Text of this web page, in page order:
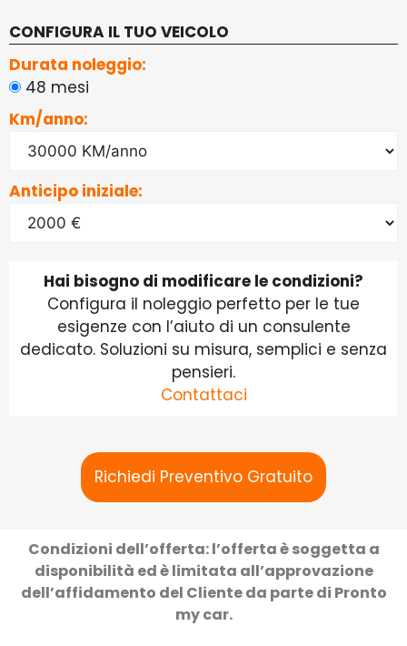
CONFIGURA IL TUO VEICOLO
Durata noleggio:
48 mesi
Km/anno:
Anticipo iniziale:
Hai bisogno di modificare le condizioni?
Configura il noleggio perfetto per le tue
esigenze con l’aiuto di un consulente
dedicato. Soluzioni su misura, semplici e senza
pensieri.
Contattaci
Richiedi Preventivo Gratuito
Condizioni dell’offerta: l’offerta è soggetta a
disponibilità ed è limitata all’approvazione
dell’affidamento del Cliente da parte di Pronto
my car.